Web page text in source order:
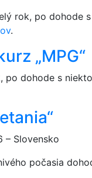
rok, po dohode
.
„MPG“
po dohode s
– Slovensko
počasia